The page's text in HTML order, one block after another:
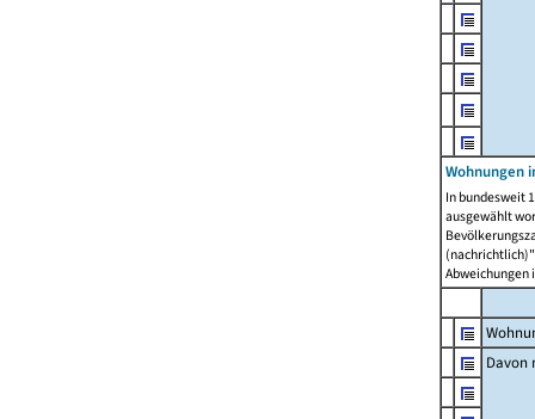
Wohnungen
In bundesweit
ausgewählt
Abweichungen
Davon